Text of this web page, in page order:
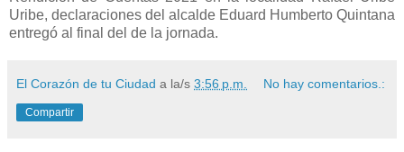
Uribe, declaraciones del alcalde Eduard Humberto Quintana
entregó al final del de la jornada.
El Corazón de tu Ciudad a la/s 3:56 p.m. No hay comentarios.:
Compartir